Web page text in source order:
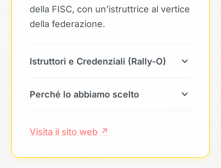
della FISC, con un’istruttrice al vertice
della federazione.
Istruttori e Credenziali (Rally-O)
Perché lo abbiamo scelto
Visita il sito web ↗